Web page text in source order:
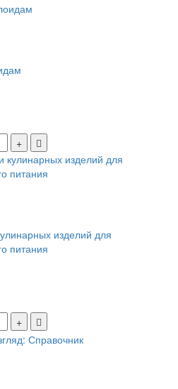
изделий для
питания